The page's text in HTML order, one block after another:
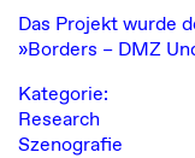
Das Projekt wurde
»Borders – DMZ
Kategorie:
Research
Szenografie